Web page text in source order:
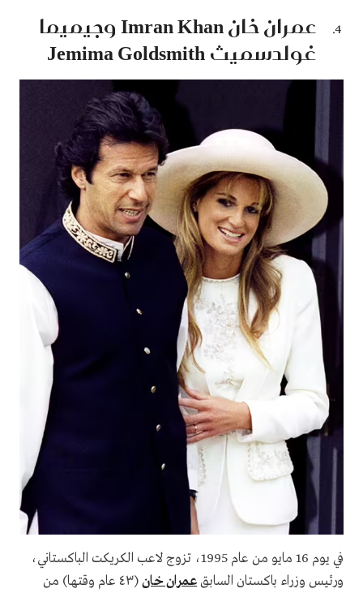
عمران خان Imran Khan وجيميما
غولدسميث Jemima Goldsmith
في يوم 16 مايو من عام 1995، تزوج لاعب الكريكت الباكستاني،
ورئيس وزراء باكستان السابقعمران خان
(٤٣ عام وقتها) من